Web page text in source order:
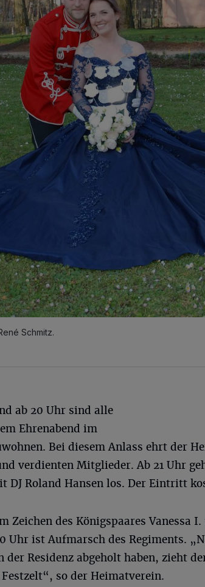
Schmitz.
ab 20 Uhr sind alle
Ehrenabend im
Bei diesem Anlass ehrt der
verdienten Mitglieder. Ab 21 Uhr
DJ Roland Hansen los. Der Eintritt
Zeichen des Königspaares Vanessa I.
Uhr ist Aufmarsch des Regiments.
der Residenz abgeholt haben, zieht
so der Heimatverein.